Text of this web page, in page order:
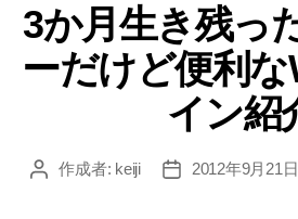
リ
ー
3か月生き残っ
ーだけど便利
イン紹
投
作成者: keiji
投
2012年9月21日